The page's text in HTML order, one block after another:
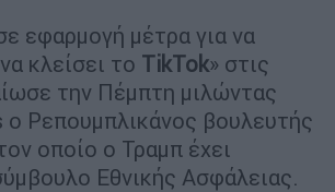
εφαρμογή μέτρα για να
κλείσει το TikTok» στις
την Πέμπτη μιλώντας
Ρεπουμπλικάνος βουλευτής
οποίο ο Τραμπ έχει
Εθνικής Ασφάλειας.